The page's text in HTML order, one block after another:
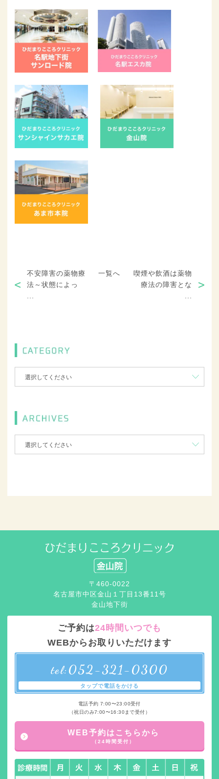
不安障害の薬物療
法～状態によっ
一覧へ
喫煙や飲酒は薬物
療法の障害とな
〒460-0022
名古屋市中区金山１丁目13番11号
金山地下街
ご予約は24時間いつでも
WEBからお取りいただけます
tel: 052-321-0300
タップで電話をかける
電話予約 7:00〜23:00受付
（祝日のみ7:00〜16:30まで受付）
WEB予約はこちらから
（24時間受付）